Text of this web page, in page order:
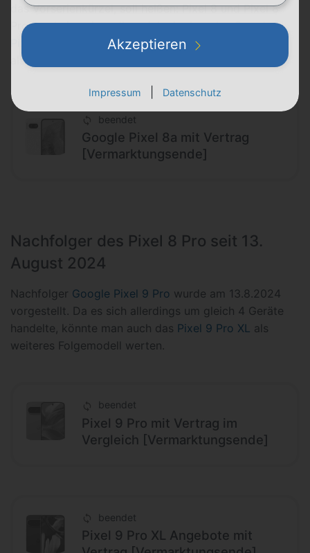
das Vorserienkürzel, soll heißen: Pixel 8 und Pixel 8
Pro erscheinen im selben Jahr, in dem dasGoogle
(!) vorgestellt wird. DasGoogle Pixel 8a
also im Frühjahr 2024.
beendet
Google Pixel 8a mit Vertrag
[Vermarktungsende]
Nachfolger des Pixel 8 Pro seit 13.
August 2024
Nachfolger Google Pixel 9 Pro wurde am 13.8.2024
vorgestellt. Da es sich allerdings um gleich 4 Geräte
handelte, könnte man auch das Pixel 9 Pro XL als
weiteres Folgemodell werten.
beendet
Pixel 9 Pro mit Vertrag im
Vergleich [Vermarktungsende]
beendet
Pixel 9 Pro XL Angebote mit
Akzeptieren
Impressum Datenschutz